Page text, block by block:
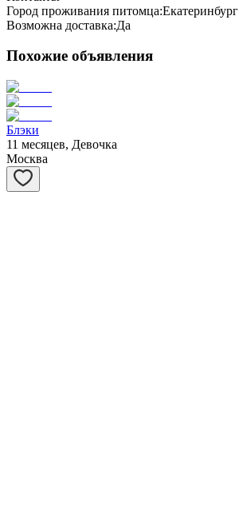
Город проживания питомца:Екатеринбург
Возможна доставка:Да
Похожие объявления
Блэки
11 месяцев, Девочка
Москва